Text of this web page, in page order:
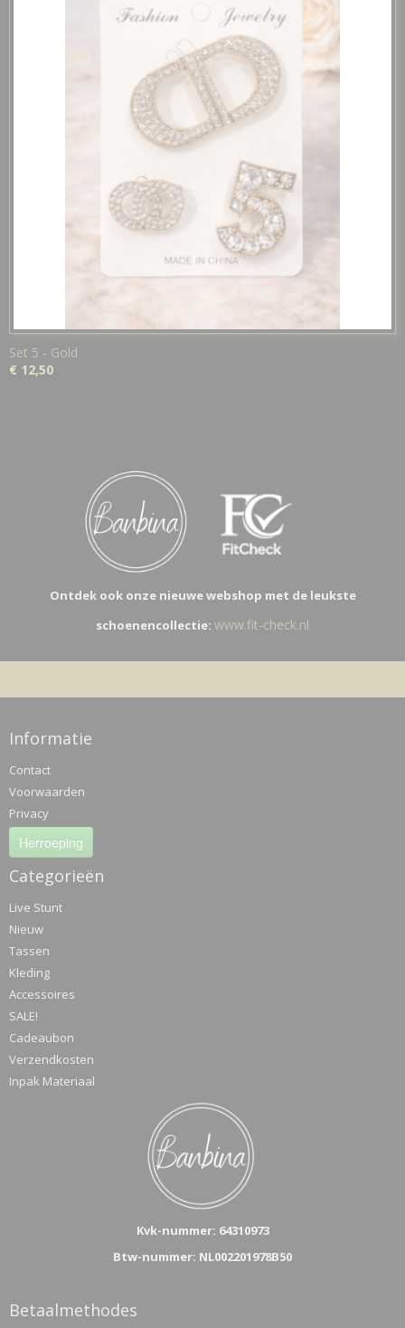
Set 5 - Gold
€ 12,50
Ontdek ook onze nieuwe webshop met de leukste
schoenencollectie: www.fit-check.nl
Informatie
Contact
Voorwaarden
Privacy
Herroeping
Categorieën
Live Stunt
Nieuw
Tassen
Kleding
Accessoires
SALE!
Cadeaubon
Verzendkosten
Inpak Materiaal
Kvk-nummer: 64310973
Btw-nummer: NL002201978B50
Betaalmethodes